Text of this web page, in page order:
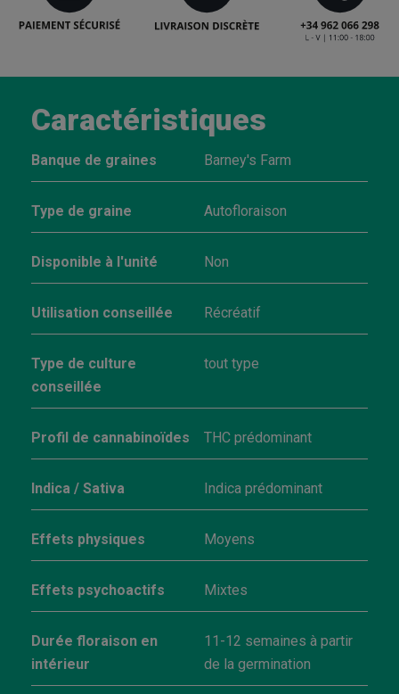
Caractéristiques
Banque de graines Barney's Farm
Type de graine Autofloraison
Disponible à l'unité Non
Utilisation conseillée Récréatif
Type de culture
conseillée
tout type
Profil de cannabinoïdes THC prédominant
Indica / Sativa Indica prédominant
Effets physiques Moyens
Effets psychoactifs Mixtes
Durée floraison en
intérieur
11-12 semaines à partir
de la germination